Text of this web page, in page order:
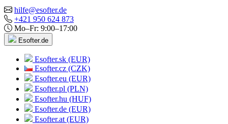
hilfe@esofter.de
+421 950 624 873
Mo–Fr: 9:00–17:00
Esofter.de
Esofter.sk (EUR)
Esofter.cz (CZK)
Esofter.eu (EUR)
Esofter.pl (PLN)
Esofter.hu (HUF)
Esofter.de (EUR)
Esofter.at (EUR)